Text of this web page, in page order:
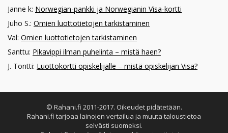
Janne k: Norwegian-pankki ja Norwegianin Visa-kortti
Juho S.: Omien luottotietojen tarkistaminen
Val: Omien luottotietojen tarkistaminen
Santtu: Pikavippi ilman puhelinta – mistä haen?
J. Tontti: Luottokortti opiskelijalle – mistä opiskelijan Visa?
© Rahani.fi 2011-2017. Oikeudet pidätetään.
Rahani.fi tarjoaa lainojen vertailua ja muuta taloustietoa
selvästi suomeksi.